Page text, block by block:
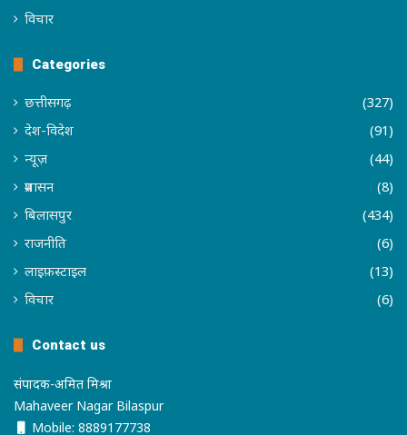
विचार
Categories
छत्तीसगढ़
(327)
देश-विदेश
(91)
न्यूज़
(44)
प्रशासन
(8)
बिलासपुर
(434)
राजनीति
(6)
लाइफ़स्टाइल
(13)
विचार
(6)
Contact us
संपादक-अमित मिश्रा
Mahaveer Nagar Bilaspur
Mobile: 8889177738